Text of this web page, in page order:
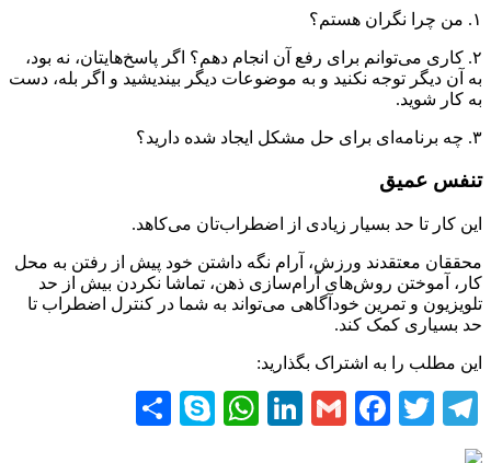
۱. من چرا نگران هستم؟
۲. کاری می‌توانم برای رفع آن انجام دهم؟ اگر پاسخ‌هایتان، نه بود،
به آن دیگر توجه نکنید و به موضوعات دیگر بیندیشید و اگر بله، دست
به کار شوید.
۳. چه برنامه‌ای برای حل مشکل ایجاد شده دارید؟
تنفس عمیق
این کار تا حد بسیار زیادی از اضطراب‌تان می‌کاهد.
محققان معتقدند ورزش، آرام نگه داشتن خود پیش از رفتن به محل
کار، آموختن روش‌های آرام‌سازی ذهن، تماشا نکردن بیش از حد
تلویزیون و تمرین خودآگاهی می‌تواند به شما در کنترل اضطراب تا
حد بسیاری کمک کند.
این مطلب را به اشتراک بگذارید:
Telegram
Twitter
Facebook
Gmail
LinkedIn
WhatsApp
Skype